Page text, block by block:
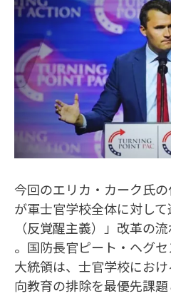
今回のエリカ・カーク氏
が軍士官学校全体に対し
（反覚醒主義）」改革の
。国防長官ピート・ヘグ
大統領は、士官学校にお
向教育の排除を最優先課題